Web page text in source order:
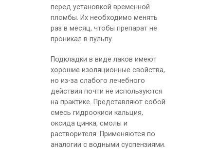
перед установкой временной
пломбы. Их необходимо менять
раз в месяц, чтобы препарат не
проникал в пульпу.
Подкладки в виде лаков имеют
хорошие изоляционные свойства,
но из-за слабого лечебного
действия почти не используются
на практике. Представляют собой
смесь гидроокиси кальция,
оксида цинка, смолы и
растворителя. Применяются по
аналогии с водными суспензиями.